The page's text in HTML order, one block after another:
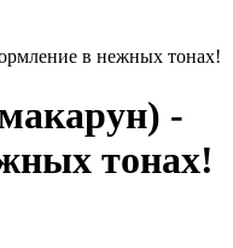
в нежных тонах!
-
тонах!